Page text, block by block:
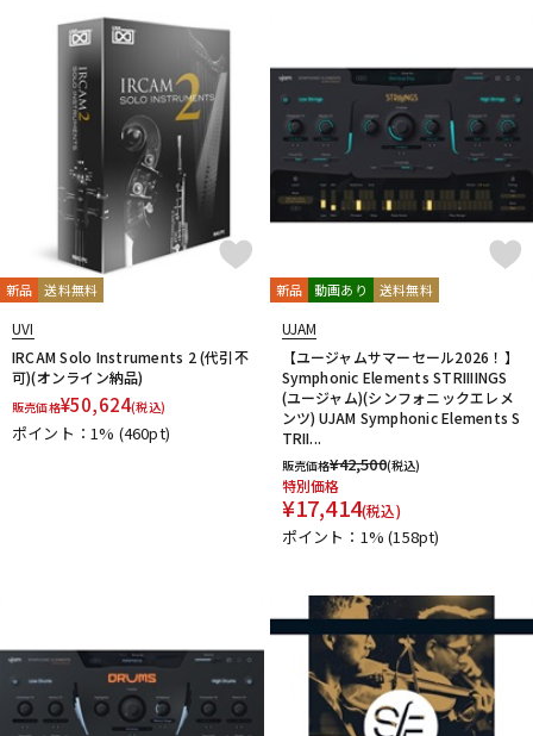
新品 送料無料
UVI
IRCAM Solo Instruments 2 (代引不
可)(オンライン納品)
販売価格¥50,624(税込)
ポイント：1% (460pt)
新品 動画あり 送料無料
UJAM
【ユージャムサマーセール2026！】
Symphonic Elements STRIIIINGS
(ユージャム)(シンフォニックエレメ
ンツ) UJAM Symphonic Elements S
TRII...
販売価格¥42,500(税込)
特別価格
¥17,414(税込)
ポイント：1%(158pt)